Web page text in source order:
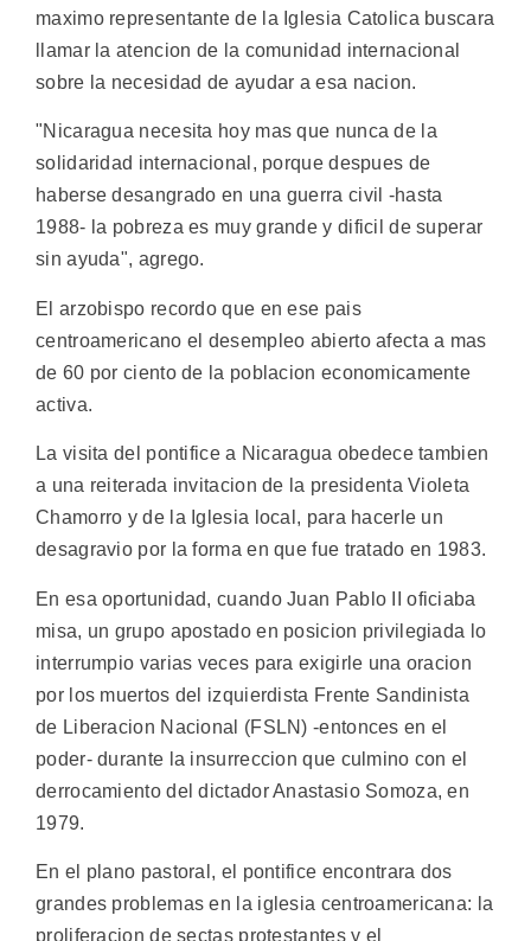
maximo representante de la Iglesia Catolica buscara
llamar la atencion de la comunidad internacional
sobre la necesidad de ayudar a esa nacion.
"Nicaragua necesita hoy mas que nunca de la
solidaridad internacional, porque despues de
haberse desangrado en una guerra civil -hasta
1988- la pobreza es muy grande y dificil de superar
sin ayuda", agrego.
El arzobispo recordo que en ese pais
centroamericano el desempleo abierto afecta a mas
de 60 por ciento de la poblacion economicamente
activa.
La visita del pontifice a Nicaragua obedece tambien
a una reiterada invitacion de la presidenta Violeta
Chamorro y de la Iglesia local, para hacerle un
desagravio por la forma en que fue tratado en 1983.
En esa oportunidad, cuando Juan Pablo II oficiaba
misa, un grupo apostado en posicion privilegiada lo
interrumpio varias veces para exigirle una oracion
por los muertos del izquierdista Frente Sandinista
de Liberacion Nacional (FSLN) -entonces en el
poder- durante la insurreccion que culmino con el
derrocamiento del dictador Anastasio Somoza, en
1979.
En el plano pastoral, el pontifice encontrara dos
grandes problemas en la iglesia centroamericana: la
proliferacion de sectas protestantes y el